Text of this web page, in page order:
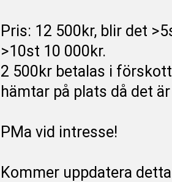
Pris: 12 500kr, blir det
>10st 10 000kr.
2 500kr betalas i
hämtar på plats då det
PMa vid intresse!
Kommer uppdatera